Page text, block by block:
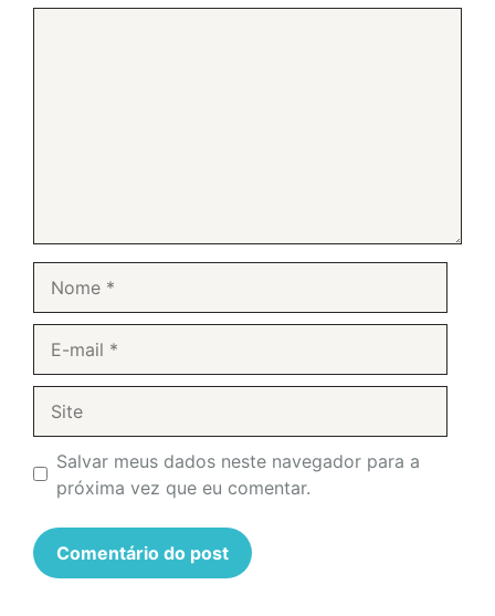
mail
Salvar meus dados neste navegador para a
próxima vez que eu comentar.